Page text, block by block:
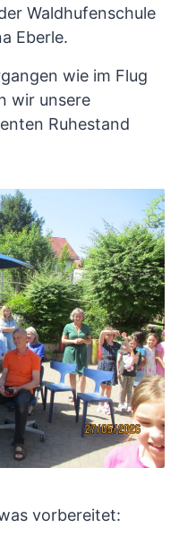
Waldhufenschule
Eberle.
wie im Flug
wir unsere
Ruhestand
vorbereitet: